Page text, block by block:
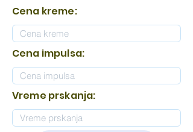
Cena kreme:
Cena impulsa:
Vreme prskanja: